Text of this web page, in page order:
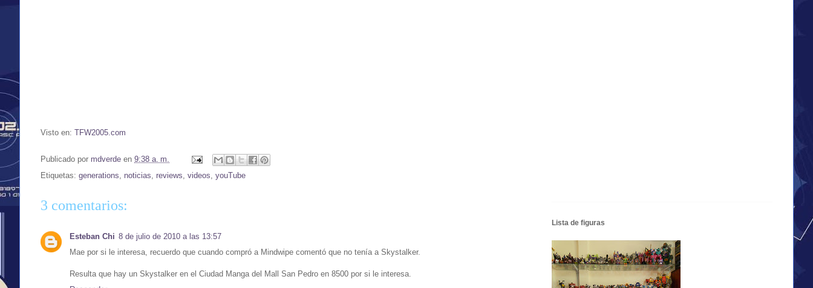
Visto en: TFW2005.com
Publicado por mdverde en 9:38 a. m.
Etiquetas: generations noticias reviews videos youTube
3 comentarios:
Esteban Chi 8 de julio de 2010 a las 13:57
Mae por si le interesa, recuerdo que cuando compró a Mindwipe comentó que no tenía a Skystalker.
Resulta que hay un Skystalker en el Ciudad Manga del Mall San Pedro en 8500 por si le interesa.
Lista de figuras